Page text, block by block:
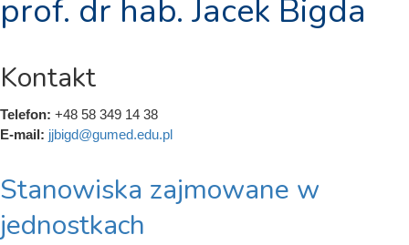
prof. dr hab. Jacek Bigda
Kontakt
Telefon: +48 58 349 14 38
E-mail: jjbigd@gumed.edu.pl
Stanowiska zajmowane w
jednostkach